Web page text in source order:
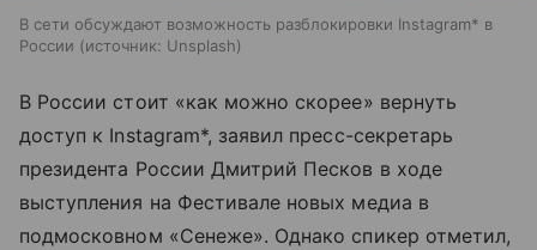
В сети обсуждают возможность разблокировки Instagram* в
России
источник: Unsplash
В России стоит «как можно скорее» вернуть
доступ к Instagram*, заявил пресс-секретарь
президента России Дмитрий Песков в ходе
выступления на Фестивале новых медиа в
подмосковном «Сенеже». Однако спикер отметил,